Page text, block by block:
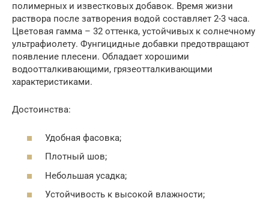
полимерных и известковых добавок. Время жизни
раствора после затворения водой составляет 2-3 часа.
Цветовая гамма – 32 оттенка, устойчивых к солнечному
ультрафиолету. Фунгицидные добавки предотвращают
появление плесени. Обладает хорошими
водоотталкивающими, грязеотталкивающими
характеристиками.
Достоинства:
Удобная фасовка;
Плотный шов;
Небольшая усадка;
Устойчивость к высокой влажности;